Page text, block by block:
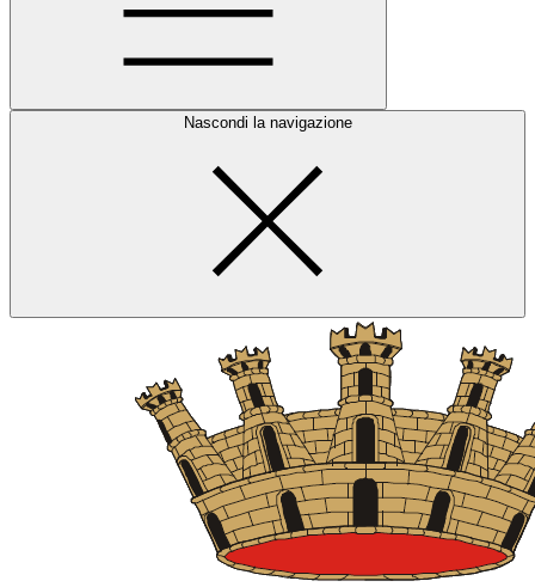
Nascondi la navigazione